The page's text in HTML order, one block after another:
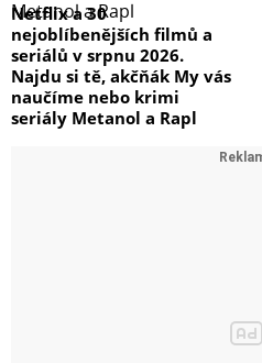
Netflix a 30
nejoblíbenějších filmů a
seriálů v srpnu 2026.
Najdu si tě, akčňák My vás
naučíme nebo krimi
seriály Metanol a Rapl